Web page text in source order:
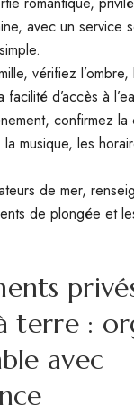
avec un service
vérifiez
d’accès à
confirmez la
la musique, les
de mer,
de plongée et
terre :
avec